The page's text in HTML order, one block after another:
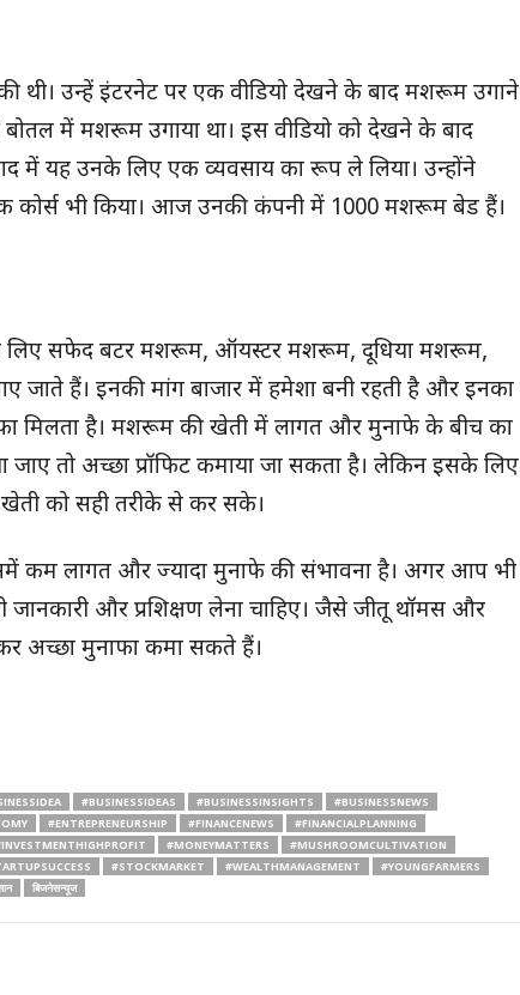
उन्हें इंटरनेट पर एक वीडियो देखने के बाद मशरूम उगाने
बोतल में मशरूम उगाया था। इस वीडियो को देखने के बाद
में यह उनके लिए एक व्यवसाय का रूप ले लिया। उन्होंने
कोर्स भी किया। आज उनकी कंपनी में 1000 मशरूम बेड हैं।
लिए सफेद बटर मशरूम, ऑयस्टर मशरूम, दूधिया मशरूम,
हैं। इनकी मांग बाजार में हमेशा बनी रहती है और इनका
मिलता है। मशरूम की खेती में लागत और मुनाफे के बीच का
जाए तो अच्छा प्रॉफिट कमाया जा सकता है। लेकिन इसके लिए
खेती को सही तरीके से कर सके।
कम लागत और ज्यादा मुनाफे की संभावना है। अगर आप भी
और प्रशिक्षण लेना चाहिए। जैसे जीतू थॉमस और
अच्छा मुनाफा कमा सकते हैं।
#BUSINESSIDEAS #BUSINESSINSIGHTS
#BUSINESSNEWS
#ENTREPRENEURSHIP #FINANCENEWS
#FINANCIALPLANNING
#MONEYMATTERS
#MUSHROOMCULTIVATION
#STOCKMARKET #WEALTHMANAGEMENT
#YOUNGFARMERS
बिजनेसन्यूज